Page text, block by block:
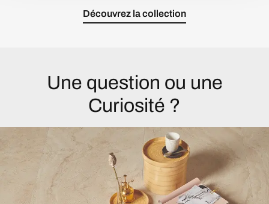
Découvrez la collection
Une question ou une
Curiosité ?